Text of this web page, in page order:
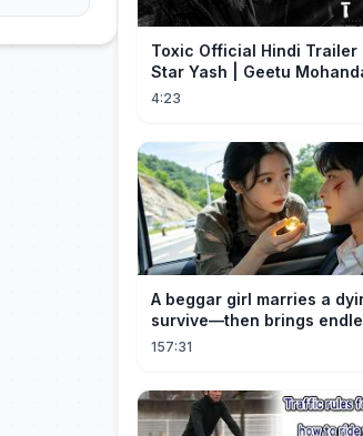
Toxic Official Hindi Trailer
Star Yash | Geetu
Monster Mind Creations
4:23
A beggar girl marries a
survive—then brings
to his family.
157:31